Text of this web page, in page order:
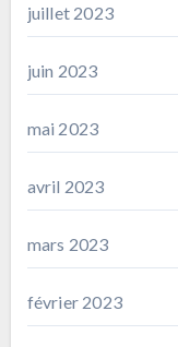
juillet 2023
juin 2023
mai 2023
avril 2023
mars 2023
février 2023